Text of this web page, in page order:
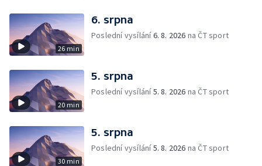
26 min
6. srpna
Poslední vysílání6. 8. 2026 na ČT sport
20 min
5. srpna
Poslední vysílání5. 8. 2026 na ČT sport
30 min
5. srpna
Poslední vysílání5. 8. 2026 na ČT sport